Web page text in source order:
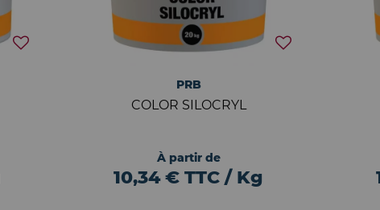
PRB
COLOR SILOCRYL
À partir de
10,34 € TTC / Kg